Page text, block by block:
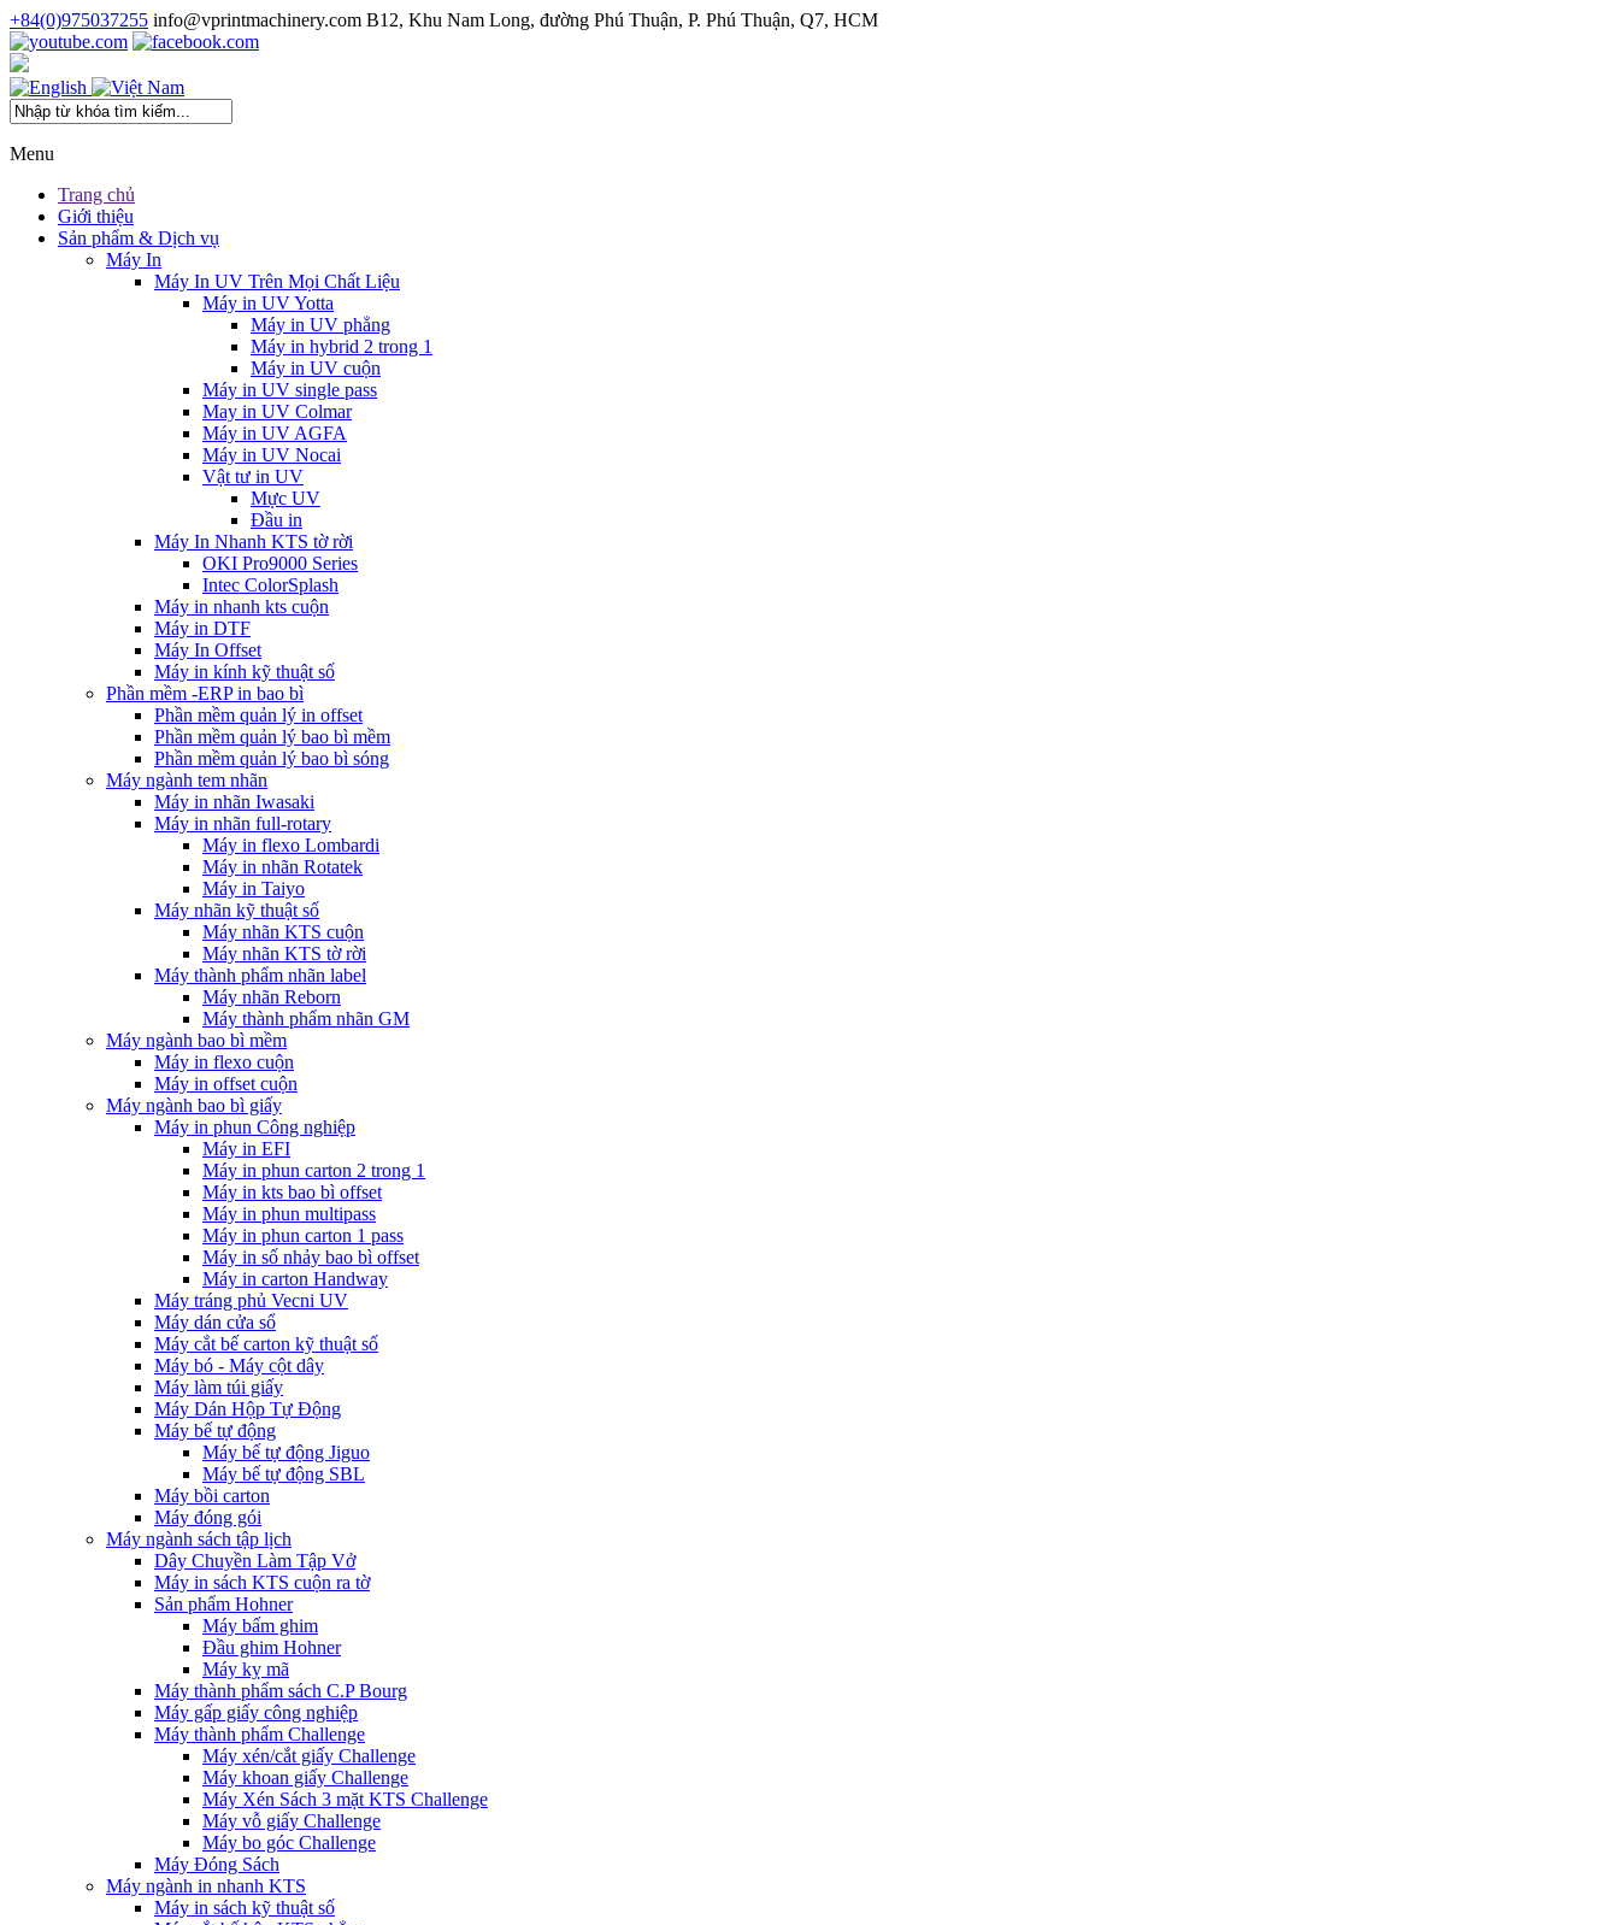
+84(0)975037255 info@vprintmachinery.com B12, Khu Nam Long, đường Phú Thuận, P. Phú Thuận, Q7, HCM
Menu
Trang chủ
Giới thiệu
Sản phẩm & Dịch vụ
Máy In
Máy In UV Trên Mọi Chất Liệu
Máy in UV Yotta
Máy in UV phẳng
Máy in hybrid 2 trong 1
Máy in UV cuộn
Máy in UV single pass
May in UV Colmar
Máy in UV AGFA
Máy in UV Nocai
Vật tư in UV
Mực UV
Đầu in
Máy In Nhanh KTS tờ rời
OKI Pro9000 Series
Intec ColorSplash
Máy in nhanh kts cuộn
Máy in DTF
Máy In Offset
Máy in kính kỹ thuật số
Phần mềm -ERP in bao bì
Phần mềm quản lý in offset
Phần mềm quản lý bao bì mềm
Phần mềm quản lý bao bì sóng
Máy ngành tem nhãn
Máy in nhãn Iwasaki
Máy in nhãn full-rotary
Máy in flexo Lombardi
Máy in nhãn Rotatek
Máy in Taiyo
Máy nhãn kỹ thuật số
Máy nhãn KTS cuộn
Máy nhãn KTS tờ rời
Máy thành phẩm nhãn label
Máy nhãn Reborn
Máy thành phẩm nhãn GM
Máy ngành bao bì mềm
Máy in flexo cuộn
Máy in offset cuộn
Máy ngành bao bì giấy
Máy in phun Công nghiệp
Máy in EFI
Máy in phun carton 2 trong 1
Máy in kts bao bì offset
Máy in phun multipass
Máy in phun carton 1 pass
Máy in số nhảy bao bì offset
Máy in carton Handway
Máy tráng phủ Vecni UV
Máy dán cửa sổ
Máy cắt bế carton kỹ thuật số
Máy bó - Máy cột dây
Máy làm túi giấy
Máy Dán Hộp Tự Động
Máy bế tự động
Máy bế tự động Jiguo
Máy bế tự động SBL
Máy bồi carton
Máy đóng gói
Máy ngành sách tập lịch
Dây Chuyền Làm Tập Vở
Máy in sách KTS cuộn ra tờ
Sản phẩm Hohner
Máy bấm ghim
Đầu ghim Hohner
Máy kỵ mã
Máy thành phẩm sách C.P Bourg
Máy gấp giấy công nghiệp
Máy thành phẩm Challenge
Máy xén/cắt giấy Challenge
Máy khoan giấy Challenge
Máy Xén Sách 3 mặt KTS Challenge
Máy vỗ giấy Challenge
Máy bo góc Challenge
Máy Đóng Sách
Máy ngành in nhanh KTS
Máy in sách kỹ thuật số